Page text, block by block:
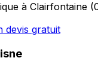
à Clairfontaine (
devis gratuit